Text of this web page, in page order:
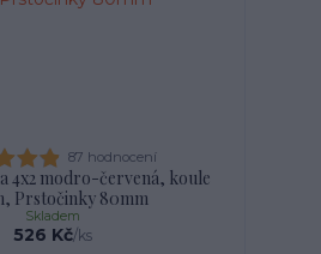
87 hodnocení
4x2 modro-červená, koule
Prstočinky 80mm
526 Kč/ks
Skladem